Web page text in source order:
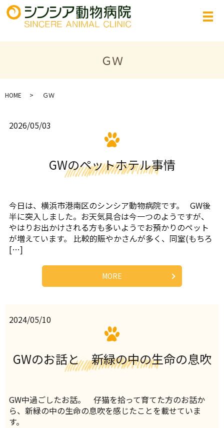
ＧＷ
HOME ＧＷ
2026/05/03
GWのペットホテル事情
今日は、横浜市港南区のシンシア動物病院です。 GW後
半に突入しました。お天気具合は今一つのようですが、
やはりお出かけされる方も多いようでお預かりのペット
が増えています。 比較的賑やかさんが多く、同室(もちろ
[…]
MORE
2024/05/10
GWのお話と 新緑の中の生命の息吹
GW中過ごしたお話。 仔猫を拾って育てた方のお話か
ら、新緑の中の生命の息吹を感じたことを載せていま
す。